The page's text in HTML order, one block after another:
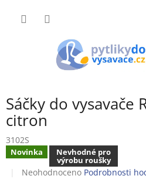
Sáčky do vysavače
citron
3102S
Novinka Nevhodné pro
výrobu roušky
Průměrné
Neohodnoceno Podrobnosti